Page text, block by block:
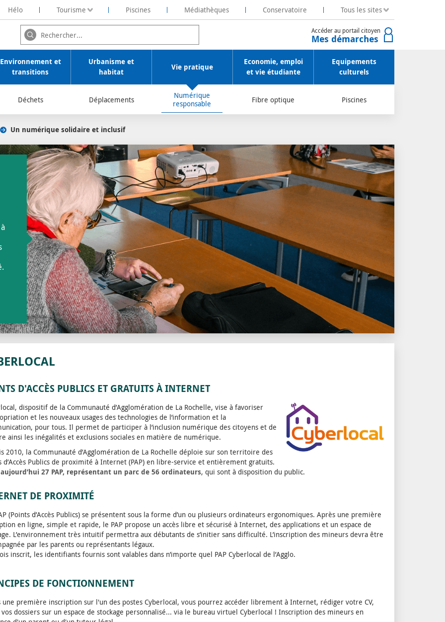
de Rénovation Energétique
Hélo Tourisme Piscines Médiathèques Conservatoire Tous les sites
Accéder au portail citoyen
Mes démarches
Environnement et
transitions
Urbanisme et
habitat
Vie pratique
Déchets Déplacements
Numérique
responsable
Fibre optique Piscines
Economie, emploi
et vie étudiante
Equipements
culturels
Un numérique solidaire et inclusif/
D'ACCÈS PUBLICS ET GRATUITS À INTERNET
dispositif de la Communauté d’Agglomération de La Rochelle, vise à favoriser
et les nouveaux usages des technologies de l’information et la
pour tous. Il permet de participer à l’inclusion numérique des citoyens et de
ainsi les inégalités et exclusions sociales en matière de numérique.
2010, la Communauté d’Agglomération de La Rochelle déploie sur son territoire des
d’Accès Publics de proximité à Internet (PAP) en libre-service et entièrement gratuits.
aujourd’hui 27 PAP, représentant un parc de 56 ordinateurs, qui sont à disposition du public.
DE PROXIMITÉ
(Points d’Accès Publics) se présentent sous la forme d’un ou plusieurs ordinateurs ergonomiques. Après une première
en ligne, simple et rapide, le PAP propose un accès libre et sécurisé à Internet, des applications et un espace de
L’environnement très intuitif permettra aux débutants de s’initier sans difficulté. L’inscription des mineurs devra être
par les parents ou représentants légaux.
inscrit, les identifiants fournis sont valables dans n’importe quel PAP Cyberlocal de l’Agglo.
DE FONCTIONNEMENT
une première inscription sur l'un des postes Cyberlocal, vous pourrez accéder librement à Internet, rédiger votre CV,
dossiers sur un espace de stockage personnalisé... via le bureau virtuel Cyberlocal ! Inscription des mineurs en